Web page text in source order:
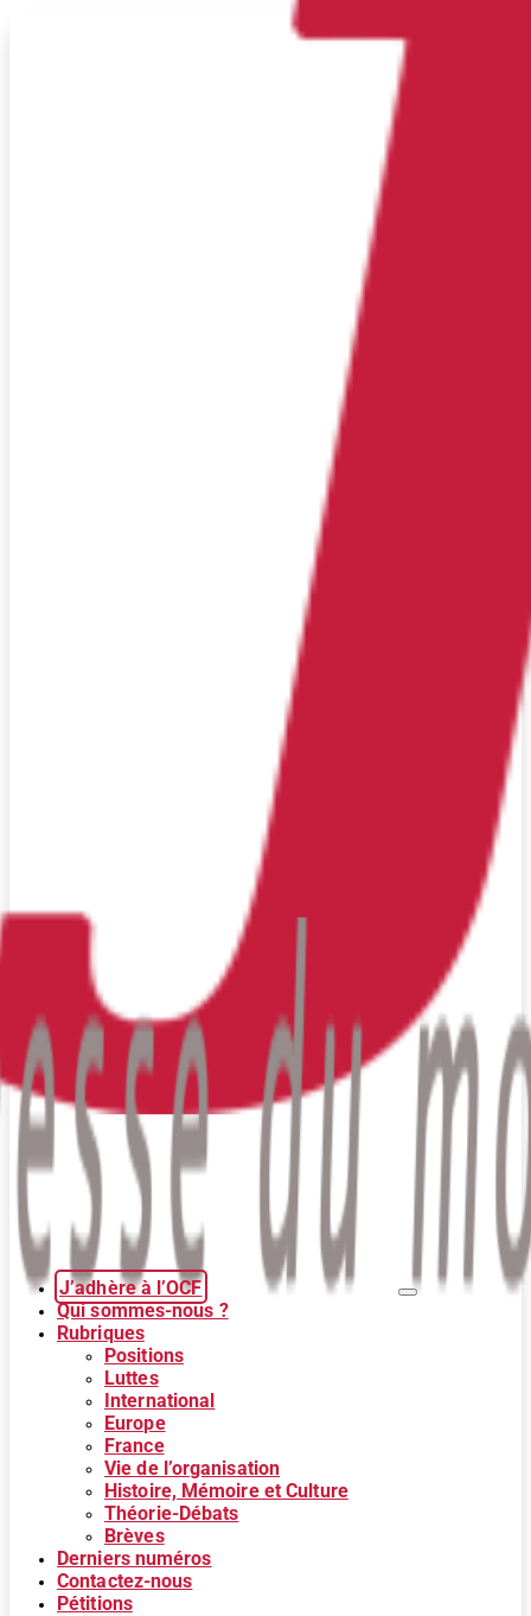
J’adhère à l’OCF
Qui sommes-nous ?
Rubriques
Positions
Luttes
International
Europe
France
Vie de l’organisation
Histoire, Mémoire et Culture
Théorie-Débats
Brèves
Derniers numéros
Contactez-nous
Pétitions